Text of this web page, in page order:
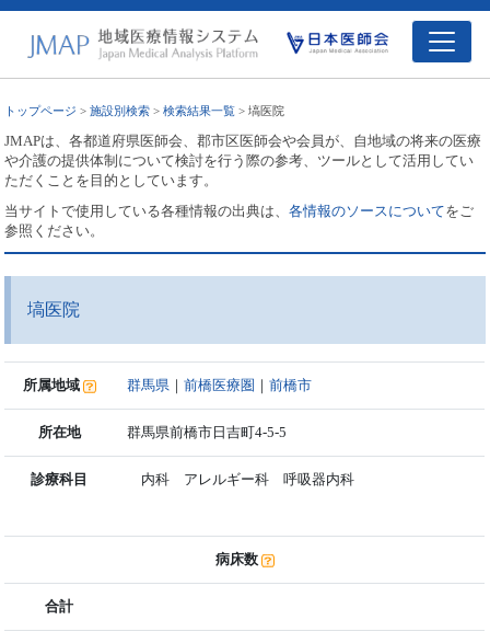
トップページ >施設別検索 >検索結果一覧 > 塙医院
JMAPは、各都道府県医師会、郡市区医師会や会員が、自地域の将来の医療
や介護の提供体制について検討を行う際の参考、ツールとして活用してい
ただくことを目的としています。
当サイトで使用している各種情報の出典は、各情報のソースについてをご
参照ください。
塙医院
所属地域 群馬県 ｜前橋医療圏 ｜前橋市
所在地 群馬県前橋市日吉町4-5-5
診療科目 内科 アレルギー科 呼吸器内科
病床数
合計